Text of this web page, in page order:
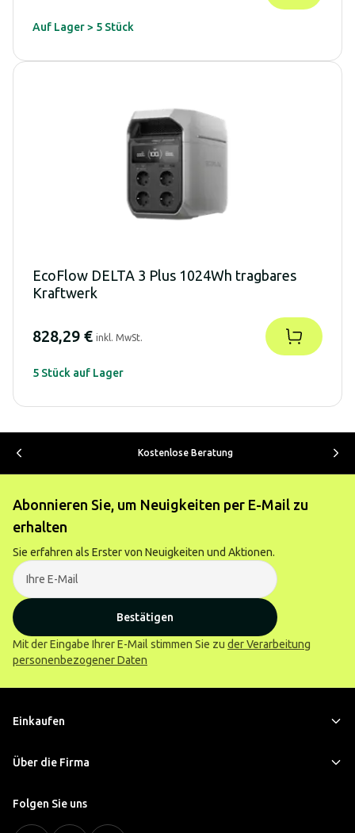
Auf Lager > 5 Stück
EcoFlow DELTA 3 Plus 1024Wh tragbares
Kraftwerk
828,29 € inkl. MwSt.
5 Stück auf Lager
Kostenlose Beratung
Abonnieren Sie, um Neuigkeiten per E-Mail zu
erhalten
Sie erfahren als Erster von Neuigkeiten und Aktionen.
Bestätigen
Mit der Eingabe Ihrer E-Mail stimmen Sie zu der Verarbeitung
personenbezogener Daten
Einkaufen
Über die Firma
Folgen Sie uns